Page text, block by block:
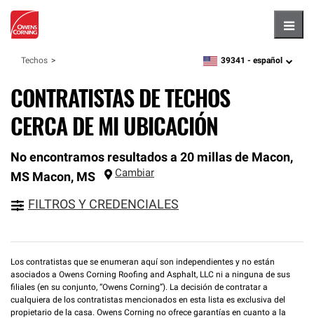
Techos zipcode, language
39341 - español
CONTRATISTAS DE TECHOS
CERCA DE MI UBICACIÓN
No encontramos resultados a 20 millas de Macon,
MS Macon, MS Cambiar
FILTROS Y CREDENCIALES
Los contratistas que se enumeran aquí son independientes y no están
asociados a Owens Corning Roofing and Asphalt, LLC ni a ninguna de sus
filiales (en su conjunto, “Owens Corning”). La decisión de contratar a
cualquiera de los contratistas mencionados en esta lista es exclusiva del
propietario de la casa. Owens Corning no ofrece garantías en cuanto a la